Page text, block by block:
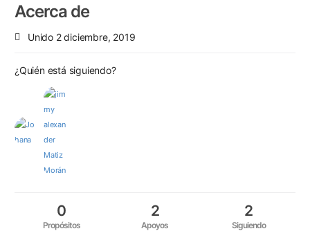
Acerca de
Unido 2 diciembre, 2019
¿Quién está siguiendo?
0
Propósitos
2
Apoyos
2
Siguiendo